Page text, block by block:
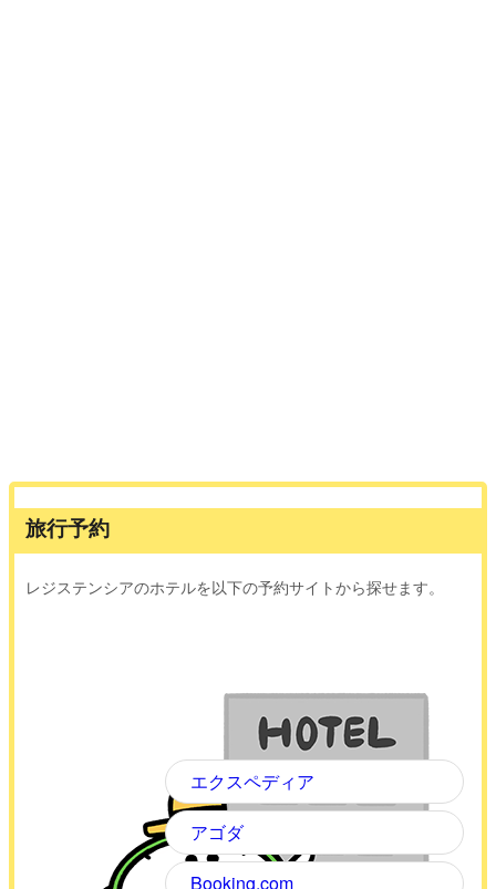
旅行予約
レジステンシアのホテルを以下の予約サイトから探せます。
エクスペディア
アゴダ
Booking.com